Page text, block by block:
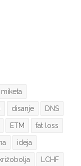
disanje DNS
ETM fat loss
ideja
križobolja LCHF